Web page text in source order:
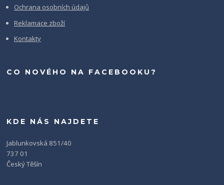
Ochrana osobních údajů
Reklamace zboží
Kontakty
CO NOVÉHO NA FACEBOOKU?
KDE NÁS NAJDETE
Jablunkovská 851/40
737 01
Český Těšín